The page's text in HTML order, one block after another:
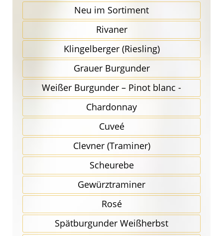
Neu im Sortiment
Rivaner
Klingel­berger (Riesling)
Grauer Burgunder
Weißer Burgunder – Pinot blanc -
Chardonnay
Cuveé
Clevner (Traminer)
Scheurebe
Gewürz­traminer
Rosé
Spätbur­gunder Weißherbst